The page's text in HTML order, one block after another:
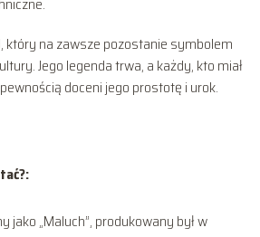
który na zawsze pozostanie symbolem
Jego legenda trwa, a każdy, kto miał
doceni jego prostotę i urok.
jako „Maluch”, produkowany był w